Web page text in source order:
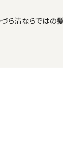
ら清ならではの